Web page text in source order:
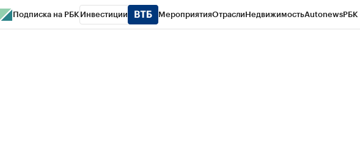
Подписка на РБК Инвестиции МероприятияОтраслиНедвижимостьAutonewsРБК